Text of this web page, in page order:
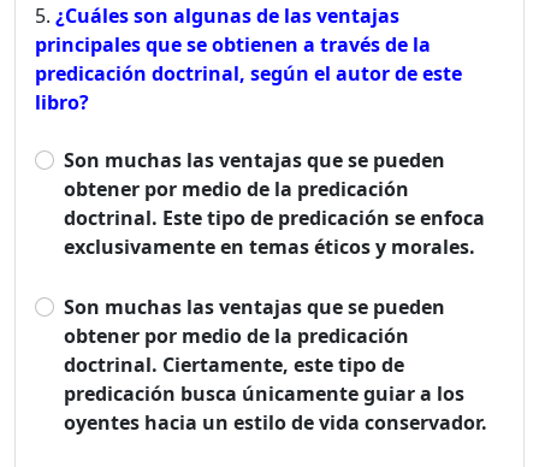
¿Cuáles son algunas de las ventajas
principales que se obtienen a través de la
predicación doctrinal, según el autor de este
libro?
Son muchas las ventajas que se pueden
obtener por medio de la predicación
doctrinal. Este tipo de predicación se enfoca
exclusivamente en temas éticos y morales.
Son muchas las ventajas que se pueden
obtener por medio de la predicación
doctrinal. Ciertamente, este tipo de
predicación busca únicamente guiar a los
oyentes hacia un estilo de vida conservador.